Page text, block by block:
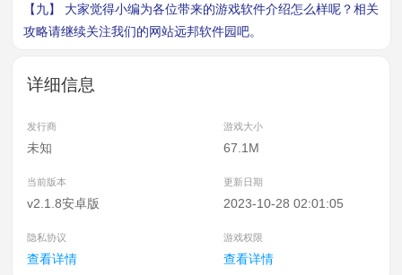
【九】 大家觉得小编为各位带来的游戏软件介绍怎么样呢？相关
攻略请继续关注我们的网站远邦软件园吧。
详细信息
发行商 游戏大小
未知 67.1M
当前版本 更新日期
v2.1.8安卓版 2023-10-28 02:01:05
隐私协议 游戏权限
查看详情 查看详情